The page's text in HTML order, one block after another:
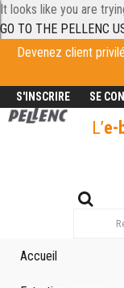
It looks like you are
GO TO THE PELLENC
Devenez client
S'INSCRIRE SE
L’e-
Accueil